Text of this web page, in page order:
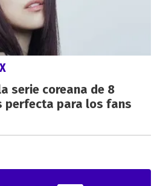
serie coreana de 8
perfecta para los fans